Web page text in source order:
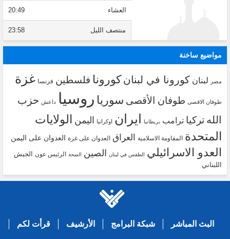
العشاء 20:49
منتصف الليل 23:58
مواضيع ساخنة
مصر لبنان كورونا في لبنانكورونا فلسطين فرنسا غزة
طوفان الاقصى طوفان الأقصى سوريا روسيا داعش حزب
الله تركيا ترامب بريطانيا ايران اوكرانيا اليمن الولايات
المتحدة المقاومة الاسلامية العراق العدوان على غزة العدوان على اليمن
العدو الاسرائيلي الطقس في لبنان الصين الصحة الرئيس عون الجيش
اللبناني
البث المباشر شبكة البرامج الأرشيف قرأت لكم